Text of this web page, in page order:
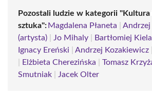
Pozostali ludzie w kategorii "Kultura
sztuka": Magdalena Płaneta
(artysta)
Jo Mihaly Bartłomiej
Ignacy Ereński
Andrzej Kozakiewicz
Elżbieta Cherezińska Tomasz
Smutniak
Jacek Olter